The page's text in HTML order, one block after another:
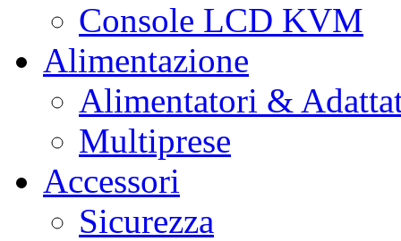
Console LCD KVM
Alimentazione
Alimentatori &
Multiprese
Accessori
Sicurezza